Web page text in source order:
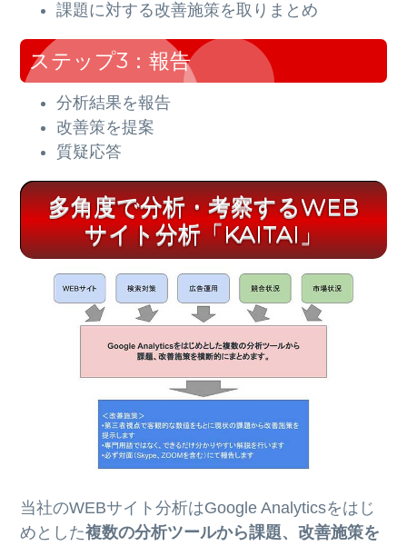
課題に対する改善施策を取りまとめ
ステップ3：報告
分析結果を報告
改善策を提案
質疑応答
多角度で分析・考察するWEB
サイト分析「KAITAI」
当社のWEBサイト分析はGoogle Analyticsをはじ
めとした複数の分析ツールから課題、改善施策を